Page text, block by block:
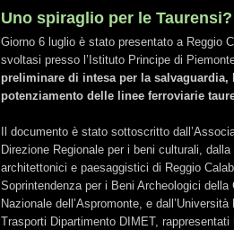
Uno spiraglio per le Taurensi?
Giorno 6 luglio è stato presentato a Reggio
svoltasi presso l’Istituto Principe di
preliminare di intesa per la
potenziamento delle linee ferroviarie
Il documento è stato sottoscritto
Direzione Regionale per i beni culturali,
architettonici e paesaggistici di Reggio
Soprintendenza per i Beni Archeologici della
Nazionale dell’Aspromonte, e dall’Università
Trasporti Dipartimento DIMET,